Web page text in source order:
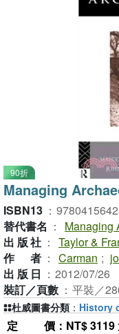
90折
Managing
ISBN13 ：
替代書名 ：
Managing
出版社 ： Taylor &
作者 ： Carman ;
出版日 ： 2012/07/26
裝訂／頁數 ： 平裝／
定價 ：NT$ 3119
杜威圖書分類 ： History